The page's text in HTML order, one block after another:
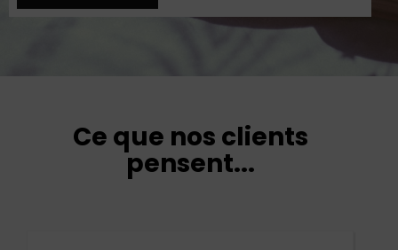
Ce que nos clients
pensent...